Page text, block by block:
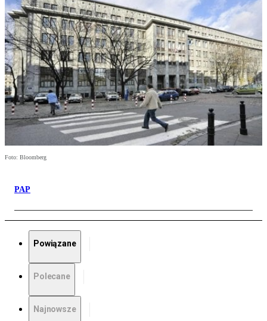
Foto: Bloomberg
PAP
Powiązane
Polecane
Najnowsze